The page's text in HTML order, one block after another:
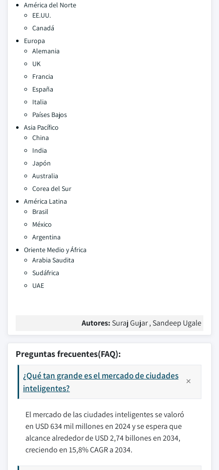
América del Norte
EE.UU.
Canadá
Europa
Alemania
UK
Francia
España
Italia
Países Bajos
Asia Pacífico
China
India
Japón
Australia
Corea del Sur
América Latina
Brasil
México
Argentina
Oriente Medio y África
Arabia Saudita
Sudáfrica
UAE
Autores: Suraj Gujar , Sandeep Ugale
Preguntas frecuentes(FAQ):
¿Qué tan grande es el mercado de ciudades
inteligentes?
El mercado de las ciudades inteligentes se valoró
en USD 634 mil millones en 2024 y se espera que
alcance alrededor de USD 2,74 billones en 2034,
creciendo en 15,8% CAGR a 2034.